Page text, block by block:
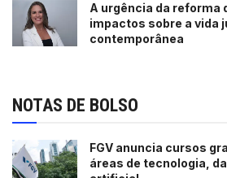
A urgência da reforma
impactos sobre a vida
contemporânea
NOTAS DE BOLSO
FGV anuncia cursos
áreas de tecnologia,